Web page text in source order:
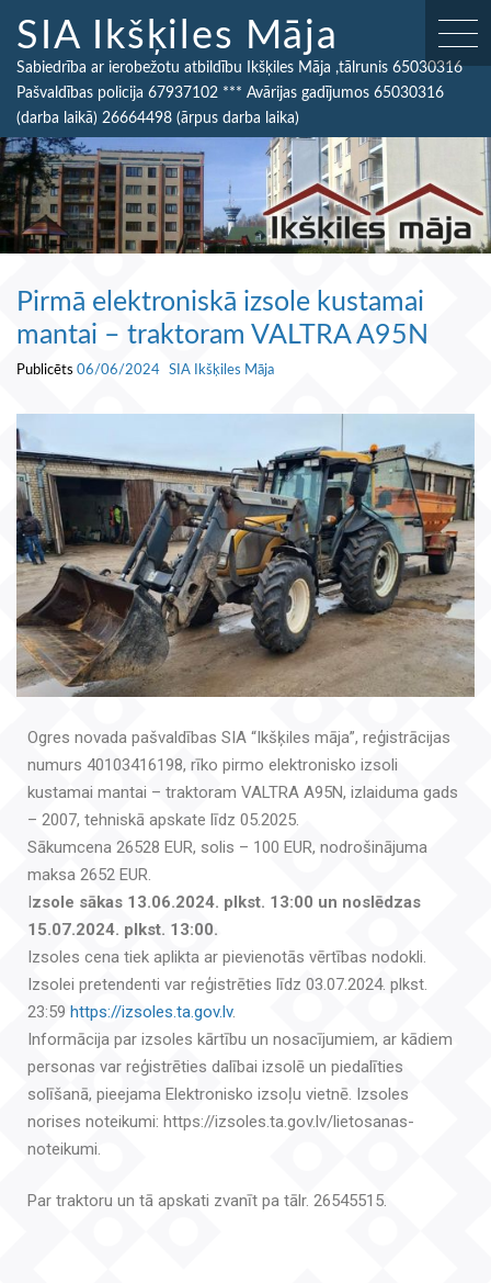
SIA Ikšķiles Māja
Sabiedrība ar ierobežotu atbildību Ikšķiles Māja ,tālrunis 65030316
Pašvaldības policija 67937102 *** Avārijas gadījumos 65030316
(darba laikā) 26664498 (ārpus darba laika)
Pirmā elektroniskā izsole kustamai
mantai – traktoram VALTRA A95N
Publicēts 06/06/2024 SIA Ikšķiles Māja
Ogres novada pašvaldības SIA “Ikšķiles māja”, reģistrācijas
numurs 40103416198, rīko pirmo elektronisko izsoli
kustamai mantai – traktoram VALTRA A95N, izlaiduma gads
– 2007, tehniskā apskate līdz 05.2025.
Sākumcena 26528 EUR, solis – 100 EUR, nodrošinājuma
maksa 2652 EUR.
Izsole sākas 13.06.2024. plkst. 13:00 un noslēdzas
15.07.2024. plkst. 13:00.
Izsoles cena tiek aplikta ar pievienotās vērtības nodokli.
Izsolei pretendenti var reģistrēties līdz 03.07.2024. plkst.
23:59 https://izsoles.ta.gov.lv.
Informācija par izsoles kārtību un nosacījumiem, ar kādiem
personas var reģistrēties dalībai izsolē un piedalīties
solīšanā, pieejama Elektronisko izsoļu vietnē. Izsoles
norises noteikumi: https://izsoles.ta.gov.lv/lietosanas-
noteikumi.
Par traktoru un tā apskati zvanīt pa tālr. 26545515.